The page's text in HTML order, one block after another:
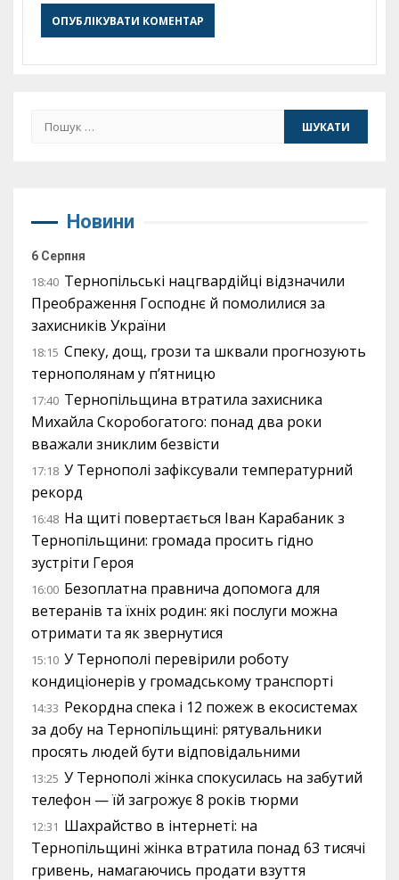
Пошук:
Новини
6 Серпня
18:40 Тернопільські нацгвардійці відзначили
Преображення Господнє й помолилися за
захисників України
18:15 Спеку, дощ, грози та шквали прогнозують
тернополянам у п’ятницю
17:40 Тернопільщина втратила захисника
Михайла Скоробогатого: понад два роки
вважали зниклим безвісти
17:18 У Тернополі зафіксували температурний
рекорд
16:48 На щиті повертається Іван Карабаник з
Тернопільщини: громада просить гідно
зустріти Героя
16:00 Безоплатна правнича допомога для
ветеранів та їхніх родин: які послуги можна
отримати та як звернутися
15:10 У Тернополі перевірили роботу
кондиціонерів у громадському транспорті
14:33 Рекордна спека і 12 пожеж в екосистемах
за добу на Тернопільщині: рятувальники
просять людей бути відповідальними
13:25 У Тернополі жінка спокусилась на забутий
телефон — їй загрожує 8 років тюрми
12:31 Шахрайство в інтернеті: на
Тернопільщині жінка втратила понад 63 тисячі
гривень, намагаючись продати взуття